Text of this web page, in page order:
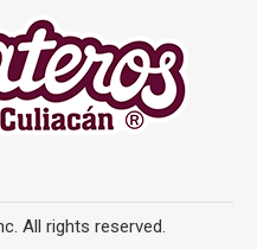
All rights reserved.